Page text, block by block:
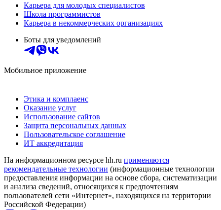
Карьера для молодых специалистов
Школа программистов
Карьера в некоммерческих организациях
Боты для уведомлений
Мобильное приложение
Этика и комплаенс
Оказание услуг
Использование сайтов
Защита персональных данных
Пользовательское соглашение
ИТ аккредитация
На информационном ресурсе hh.ru применяются
рекомендательные технологии (информационные технологии
предоставления информации на основе сбора, систематизации
и анализа сведений, относящихся к предпочтениям
пользователей сети «Интернет», находящихся на территории
Российской Федерации)